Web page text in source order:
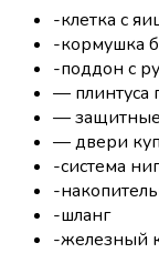
-клетка с
-кормушка
-поддон с
— плинтуса
— защитные
— двери
-система
-
-шланг
-железный